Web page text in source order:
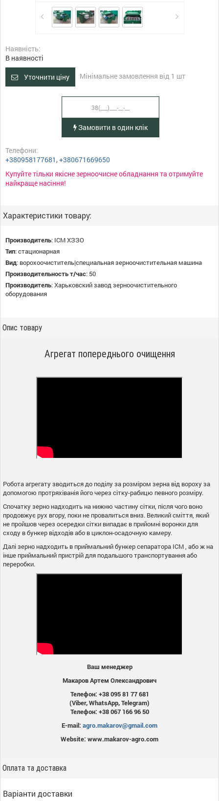
Наявність:
В наявності
Уточнити ціну Мінімальне замовлення від 1 шт
Замовити в один клік
Телефони:
+380958177681,+380671669650
Купуйте тільки якісне зерноочисне обладнання та отримуйте
найкраще насіння!
Характеристики товару:
Производитель: ІСМ ХЗЗО
Тип:стационарная
Вид: ворохоочиститель|специальная зерноочистительная машина
Производительность т/час: 50
Производитель:Харьковский завод зерноочистительного
оборудования
Опис товару
Агрегат попереднього очищення
Робота агрегату зводиться до поділу за розміром зерна від вороху за
допомогою протряхіванія його через сітку-рабицю певного розміру.
Спочатку зерно надходить на нижню частину сітки, після чого воно
продовжує рух вгору, поки не провалиться вниз. Великий сміття, який
не пройшов через осередки сітки випадає в прийомні воронки для
сходу в бункер відходів або в циклон-осадочную камеру.
Далі зерно надходить в приймальний бункер сепаратора ІСМ , або ж на
інше приймальний пристрій для подальшого транспортування або
переробки.
Ваш менеджер
Макаров Артем Олександрович
Телефон: +38 095 81 77 681
(Viber, WhatsApp, Telegram)
Телефон: +38 067 166 96 50
E-mail: agro.makarov@gmail.com
Website: www.makarov-agro.com
Оплата та доставка
Варіанти доставки